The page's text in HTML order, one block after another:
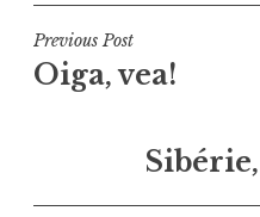
Navigation
de
Previous Post
Oiga, vea!